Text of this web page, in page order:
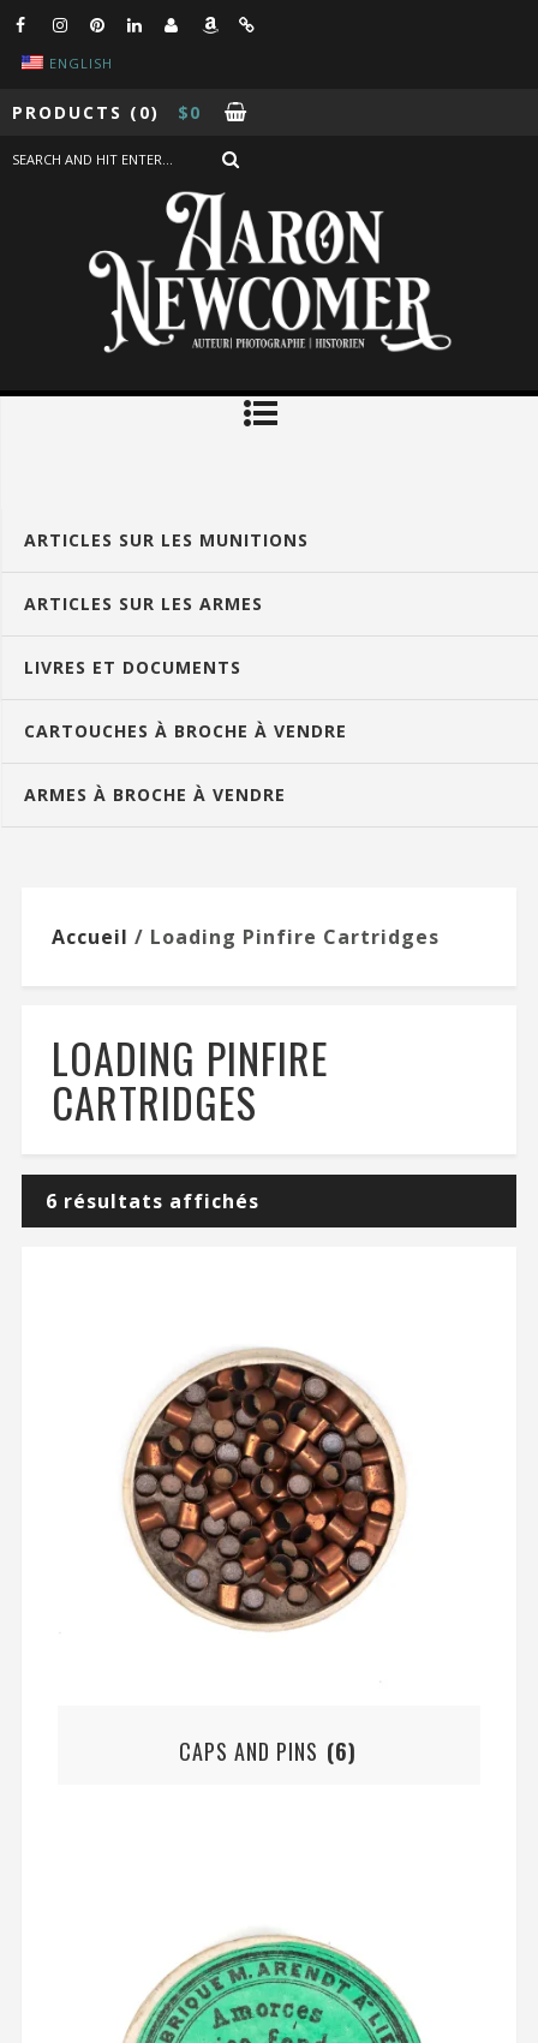
ENGLISH
PRODUCTS (0) $0
ARTICLES SUR LES MUNITIONS
ARTICLES SUR LES ARMES
LIVRES ET DOCUMENTS
CARTOUCHES À BROCHE À VENDRE
ARMES À BROCHE À VENDRE
Accueil / Loading Pinfire Cartridges
LOADING PINFIRE
CARTRIDGES
6 résultats affichés
CAPS AND PINS (6)